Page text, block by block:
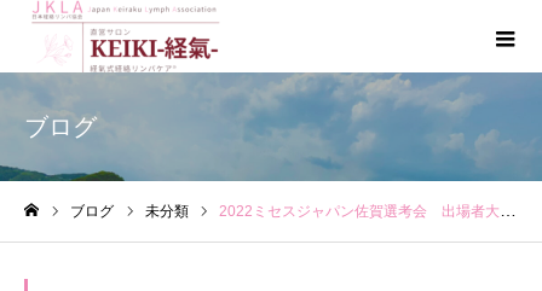
ブログ
ブログ 未分類 2022ミセスジャパン佐賀選考会 出場者大募集